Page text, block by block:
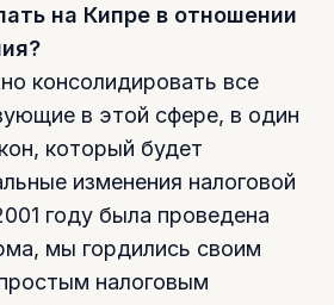
на Кипре в отношении
консолидировать все
в этой сфере, в один
который будет
изменения налоговой
году была проведена
мы гордились своим
налоговым